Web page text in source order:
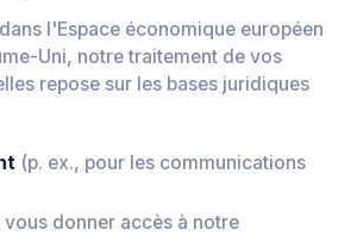
l'Espace économique européen
Uni, notre traitement de vos
repose sur les bases juridiques
(p. ex., pour les communications
vous donner accès à notre